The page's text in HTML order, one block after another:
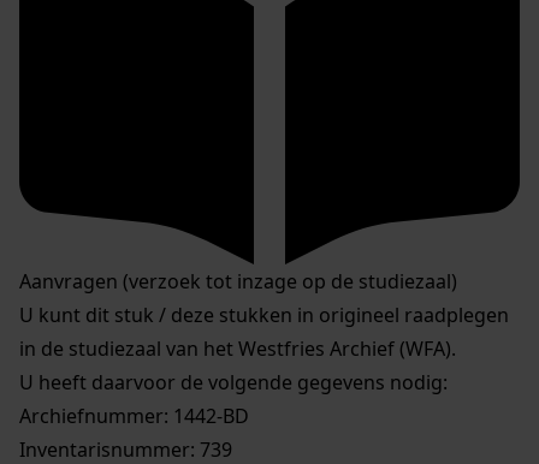
Aanvragen (verzoek tot inzage op de studiezaal)
U kunt dit stuk / deze stukken in origineel raadplegen
in de studiezaal van het Westfries Archief (WFA).
U heeft daarvoor de volgende gegevens nodig:
Archiefnummer: 1442-BD
Inventarisnummer: 739